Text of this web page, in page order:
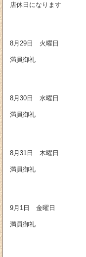
店休日になります
8月29日 火曜日
満員御礼
8月30日 水曜日
満員御礼
8月31日 木曜日
満員御礼
9月1日 金曜日
満員御礼